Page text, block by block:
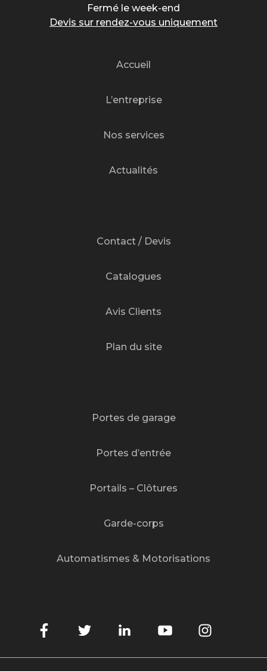
Fermé le week-end
Devis sur rendez-vous uniquement
Accueil
L’entreprise
Nos services
Actualités
Contact / Devis
Catalogues
Avis Clients
Plan du site
Portes de garage
Portes d’entrée
Portails – Clôtures
Garde-corps
Automatismes & Motorisations